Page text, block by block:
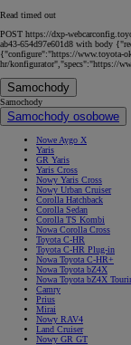
Read timed out
POST https://dxp-
ab43-654d97e601d8 with body
{"configure":"https://www.toyota-
hr/konfigurator","specs":"https://
Samochody
Samochody
Samochody osobowe
Nowe Aygo X
Yaris
GR Yaris
Yaris Cross
Nowy Yaris Cross
Nowy Urban Cruiser
Corolla Hatchback
Corolla Sedan
Corolla TS Kombi
Nowa Corolla Cross
Toyota C-HR
Toyota C-HR Plug-in
Nowa Toyota C-HR+
Nowa Toyota bZ4X
Nowa Toyota bZ4X
Camry
Prius
Mirai
Nowy RAV4
Land Cruiser
Nowy GR GT